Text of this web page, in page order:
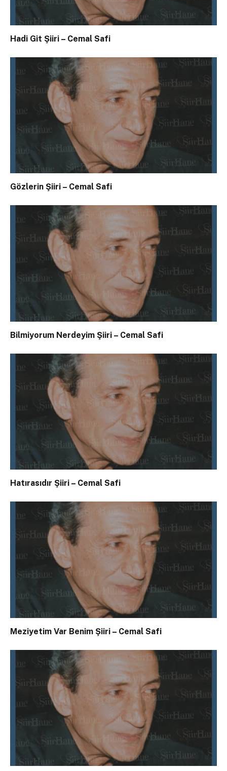
Hadi Git Şiiri – Cemal Safi
Gözlerin Şiiri – Cemal Safi
Bilmiyorum Nerdeyim Şiiri – Cemal Safi
Hatırasıdır Şiiri – Cemal Safi
Meziyetim Var Benim Şiiri – Cemal Safi